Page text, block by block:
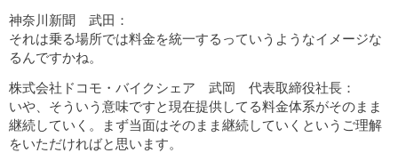
神奈川新聞 武田：
それは乗る場所では料金を統一するっていうようなイメージな
るんですかね。
株式会社ドコモ・バイクシェア 武岡 代表取締役社長：
いや、そういう意味ですと現在提供してる料金体系がそのまま
継続していく。まず当面はそのまま継続していくというご理解
をいただければと思います。